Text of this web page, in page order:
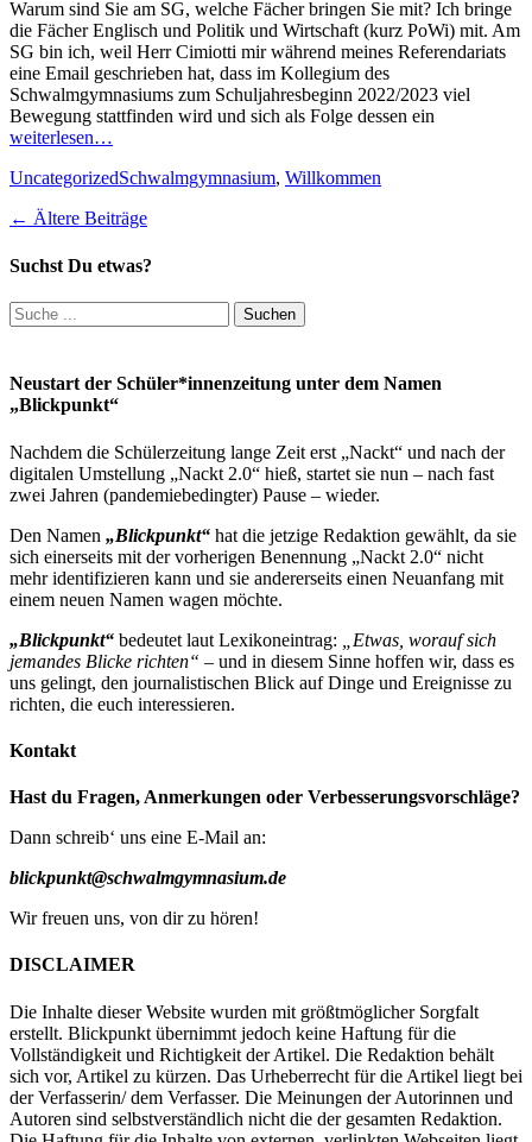
Warum sind Sie am SG, welche Fächer bringen Sie mit? Ich bringe
die Fächer Englisch und Politik und Wirtschaft (kurz PoWi) mit. Am
SG bin ich, weil Herr Cimiotti mir während meines Referendariats
eine Email geschrieben hat, dass im Kollegium des
Schwalmgymnasiums zum Schuljahresbeginn 2022/2023 viel
Bewegung stattfinden wird und sich als Folge dessen ein
weiterlesen…
Kategorien
UncategorizedSchlagworte
Schwalmgymnasium, Willkommen
Beitragsnavigation
← Ältere Beiträge
Suchst Du etwas?
Suchen
nach:
Neustart der Schüler*innenzeitung unter dem Namen
„Blickpunkt“
Nachdem die Schülerzeitung lange Zeit erst „Nackt“ und nach der
digitalen Umstellung „Nackt 2.0“ hieß, startet sie nun – nach fast
zwei Jahren (pandemiebedingter) Pause – wieder.
Den Namen „Blickpunkt“ hat die jetzige Redaktion gewählt, da sie
sich einerseits mit der vorherigen Benennung „Nackt 2.0“ nicht
mehr identifizieren kann und sie andererseits einen Neuanfang mit
einem neuen Namen wagen möchte.
„Blickpunkt“ bedeutet laut Lexikoneintrag:
„Etwas, worauf sich
jemandes Blicke richten“ – und in diesem Sinne hoffen wir, dass es
uns gelingt, den journalistischen Blick auf Dinge und Ereignisse zu
richten, die euch interessieren.
Kontakt
Hast du Fragen, Anmerkungen oder Verbesserungsvorschläge?
Dann schreib‘ uns eine E-Mail an:
blickpunkt@schwalmgymnasium.de
Wir freuen uns, von dir zu hören!
DISCLAIMER
Die Inhalte dieser Website wurden mit größtmöglicher Sorgfalt
erstellt. Blickpunkt übernimmt jedoch keine Haftung für die
Vollständigkeit und Richtigkeit der Artikel. Die Redaktion behält
sich vor, Artikel zu kürzen. Das Urheberrecht für die Artikel liegt bei
der Verfasserin/ dem Verfasser. Die Meinungen der Autorinnen und
Autoren sind selbstverständlich nicht die der gesamten Redaktion.